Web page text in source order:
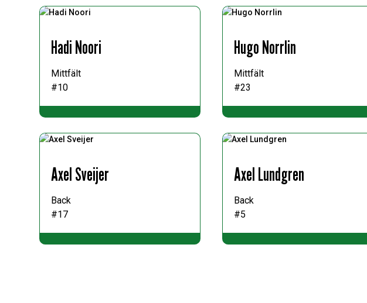
Hadi Noori
Mittfält
#10
Axel Sveijer
Back
#17
Hugo Norrlin
Mittfält
#23
Axel Lundgren
Back
#5